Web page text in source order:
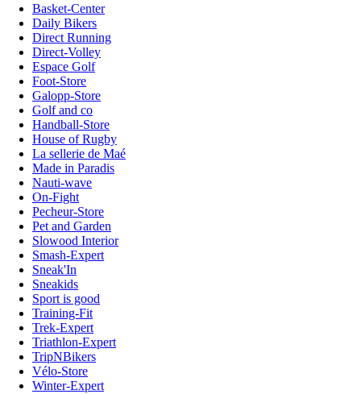
Basket-Center
Daily Bikers
Direct Running
Direct-Volley
Espace Golf
Foot-Store
Galopp-Store
Golf and co
Handball-Store
House of Rugby
La sellerie de Maé
Made in Paradis
Nauti-wave
On-Fight
Pecheur-Store
Pet and Garden
Slowood Interior
Smash-Expert
Sneak'In
Sneakids
Sport is good
Training-Fit
Trek-Expert
Triathlon-Expert
TripNBikers
Vélo-Store
Winter-Expert